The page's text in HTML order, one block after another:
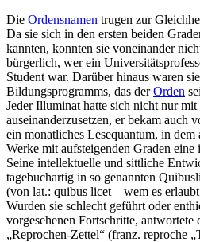
Die Ordensnamen trugen zur
Da sie sich in den ersten beiden
kannten, konnten sie voneinander
bürgerlich, wer ein
Student war. Darüber hinaus waren
Bildungsprogramms, das derOrden
Jeder Illuminat hatte sich nicht nur
auseinanderzusetzen, er bekam auch
ein monatliches Lesequantum, in
Werke mit aufsteigenden Graden
Seine intellektuelle und sittliche
tagebuchartig in so genannten
(von lat.: quibus licet – wem es
Wurden sie schlecht geführt oder
vorgesehenen Fortschritte, antwortete
„Reprochen-Zettel“ (franz. reproche